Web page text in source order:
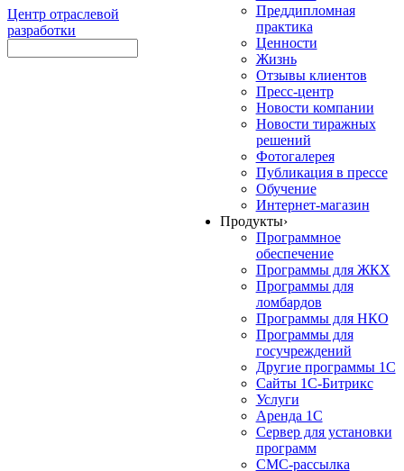
Центр отраслевой
разработки
Преддипломная
практика
Ценности
Жизнь
Отзывы клиентов
Пресс-центр
Новости компании
Новости тиражных
решений
Фотогалерея
Публикация в прессе
Обучение
Интернет-магазин
Продукты›
Программное
обеспечение
Программы для ЖКХ
Программы для
ломбардов
Программы для НКО
Программы для
госучреждений
Другие программы 1С
Сайты 1С-Битрикс
Услуги
Аренда 1С
Сервер для установки
программ
СМС-рассылка